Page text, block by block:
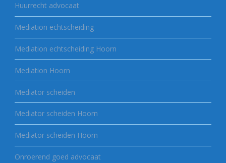
Huurrecht advocaat
Mediation echtscheiding
Mediation echtscheiding Hoorn
Mediation Hoorn
Mediator scheiden
Mediator scheiden Hoorn
Mediator scheiden Hoorn
Onroerend goed advocaat